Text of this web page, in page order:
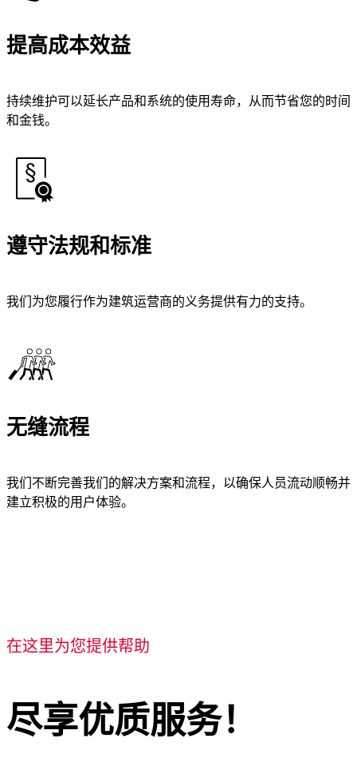
提高成本效益
持续维护可以延长产品和系统的使用寿命，从而节省您的时间
和金钱。
遵守法规和标准
我们为您履行作为建筑运营商的义务提供有力的支持。
无缝流程
我们不断完善我们的解决方案和流程，以确保人员流动顺畅并
建立积极的用户体验。
在这里为您提供帮助
尽享优质服务！